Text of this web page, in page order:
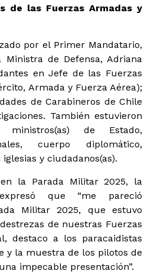
de las Fuerzas Armadas y
por el Primer Mandatario,
Ministra de Defensa, Adriana
en Jefe de las Fuerzas
Armada y Fuerza Aérea);
de Carabineros de Chile
También estuvieron
ministros(as) de Estado,
cuerpo diplomático,
y ciudadanos(as).
la Parada Militar 2025, la
que “me pareció
Militar 2025, que estuvo
de nuestras Fuerzas
destaco a los paracaidistas
y la muestra de los pilotos de
impecable presentación”.